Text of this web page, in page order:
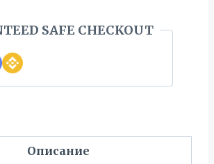
SAFE CHECKOUT
Описание